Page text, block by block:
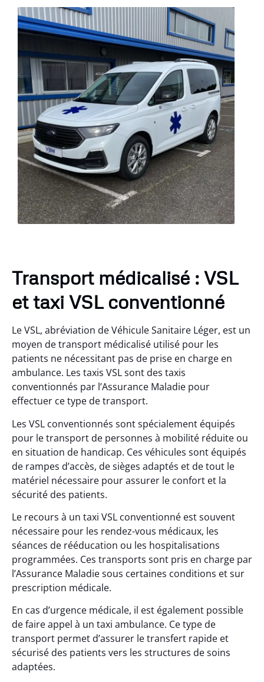
Transport médicalisé : VSL
et taxi VSL conventionné
Le VSL, abréviation de Véhicule Sanitaire Léger, est un
moyen de transport médicalisé utilisé pour les
patients ne nécessitant pas de prise en charge en
ambulance. Les taxis VSL sont des taxis
conventionnés par l’Assurance Maladie pour
effectuer ce type de transport.
Les VSL conventionnés sont spécialement équipés
pour le transport de personnes à mobilité réduite ou
en situation de handicap. Ces véhicules sont équipés
de rampes d’accès, de sièges adaptés et de tout le
matériel nécessaire pour assurer le confort et la
sécurité des patients.
Le recours à un taxi VSL conventionné est souvent
nécessaire pour les rendez-vous médicaux, les
séances de rééducation ou les hospitalisations
programmées. Ces transports sont pris en charge par
l’Assurance Maladie sous certaines conditions et sur
prescription médicale.
En cas d’urgence médicale, il est également possible
de faire appel à un taxi ambulance. Ce type de
transport permet d’assurer le transfert rapide et
sécurisé des patients vers les structures de soins
adaptées.